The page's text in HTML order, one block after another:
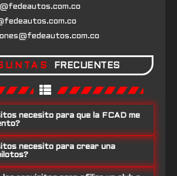
FRECUENTES
necesito para que la FCAD me
necesito para crear una